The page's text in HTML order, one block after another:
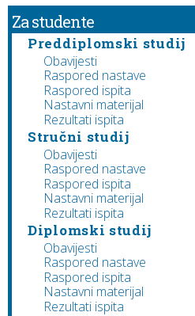
Za studente
Preddiplomski studij
Obavijesti
Raspored nastave
Raspored ispita
Nastavni materijal
Rezultati ispita
Stručni studij
Obavijesti
Raspored nastave
Raspored ispita
Nastavni materijal
Rezultati ispita
Diplomski studij
Obavijesti
Raspored nastave
Raspored ispita
Nastavni materijal
Rezultati ispita